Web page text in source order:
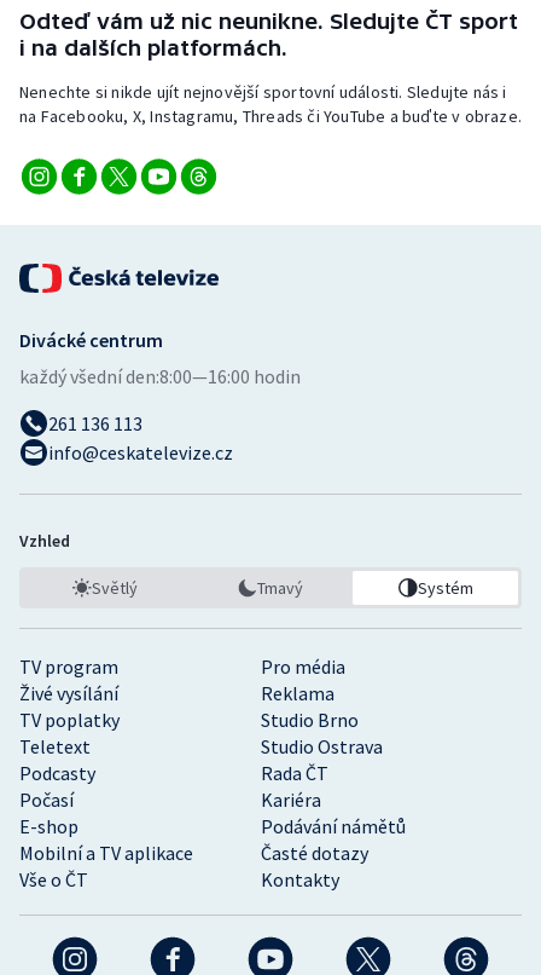
Veslování
Vodní slalom
Ostatní
Odteď vám už nic neunikne. Sledujte ČT sport
i na dalších platformách.
Nenechte si nikde ujít nejnovější sportovní události. Sledujte nás i
na Facebooku, X, Instagramu, Threads či YouTube a buďte v obraze.
TV program
Pro média
Živé vysílání
Reklama
TV poplatky
Studio Brno
Teletext
Studio Ostrava
Podcasty
Rada ČT
Počasí
Kariéra
E-shop
Podávání námětů
Mobilní a TV aplikace
Časté dotazy
Vše o ČT
Kontakty
Divácké centrum
každý všední den:8:00—16:00 hodin
261 136 113
info@ceskatelevize.cz
Vzhled
Světlý Tmavý Systém